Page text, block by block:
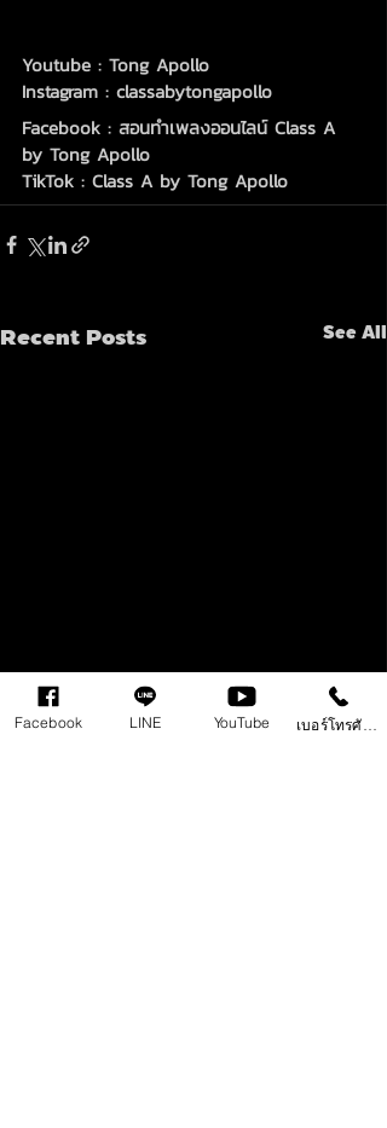
Youtube : Tong Apollo
Instagram : classabytongapollo
Facebook : สอนทำเพลงออนไลน์ Class A
by Tong Apollo
TikTok : Class A by Tong Apollo
Recent Posts See All
Facebook LINE YouTube